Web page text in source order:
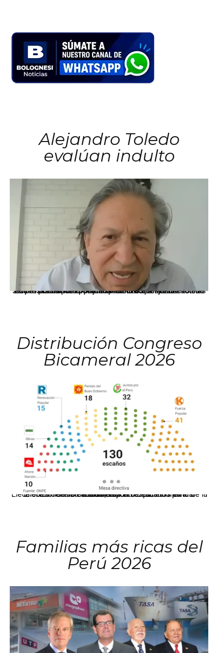
Alejandro Toledo
evalúan indulto
La presidenta Keiko Fujimori informó que la solicitud de indulto presentada por el expresidente Alejandro Toledo será evaluada por la Comisión de Gracias Presidenciales conforme al procedimiento establecido.
Distribución Congreso
Bicameral 2026
El JNE oficializó la distribución de escaños para la elección de 60 senadores y 130 diputados en las Elecciones Generales 2026, tras el restablecimiento de la Bicameralidad.
Familias más ricas del
Perú 2026